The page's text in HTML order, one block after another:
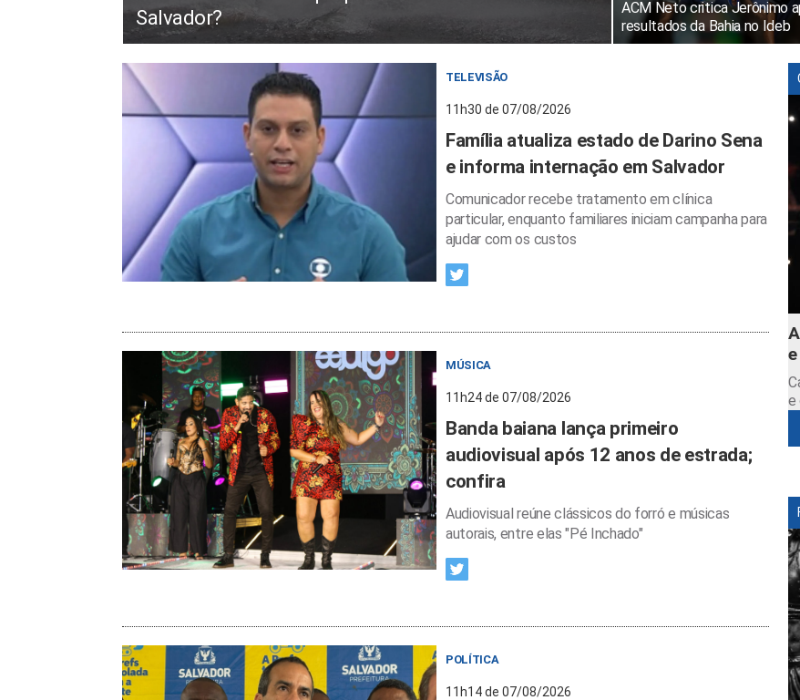
Salvador?
ACM Neto critica Jerônimo
resultados da Bahia no Ideb
e
TELEVISÃO
11h30 de 07/08/2026
Família atualiza estado de Darino Sena
e informa internação em Salvador
Comunicador recebe tratamento em clínica
particular, enquanto familiares iniciam campanha para
ajudar com os custos
MÚSICA
11h24 de 07/08/2026
Banda baiana lança primeiro
audiovisual após 12 anos de estrada;
confira
Audiovisual reúne clássicos do forró e músicas
autorais, entre elas "Pé Inchado"
POLÍTICA
11h14 de 07/08/2026